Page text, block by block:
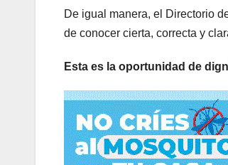
De igual manera, el Directorio
de conocer cierta, correcta y
Esta es la oportunidad de